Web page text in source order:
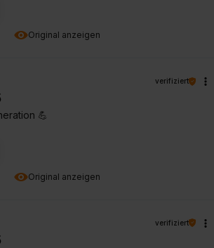
Original anzeigen
Original anzeigen
verifiziert
💪
verifiziert